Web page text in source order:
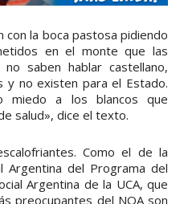
la boca pastosa pidiendo
en el monte que las
no saben hablar castellano,
y no existen para el Estado.
miedo a los blancos que
salud», dice el texto.
Como el de la
Argentina del Programa del
Argentina de la UCA, que
preocupantes del NOA son